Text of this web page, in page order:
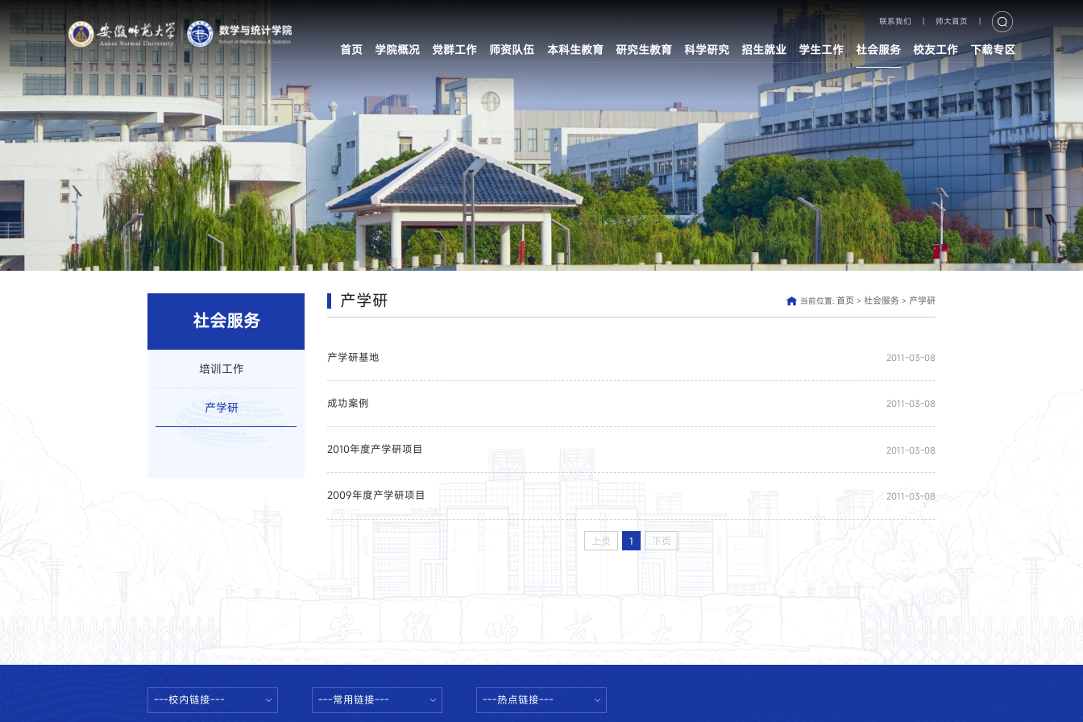
联系我们 师大首页
首页 学院概况 党群工作 师资队伍 本科生教育 研究生教育 科学研究 招生就业 学生工作 社会服务 校友工作 下载专区
社会服务
培训工作
产学研
产学研 当前位置:首页 >社会服务 > 产学研
产学研基地 2011-03-08
成功案例 2011-03-08
2010年度产学研项目 2011-03-08
2009年度产学研项目 2011-03-08
上页 1 下页
---校内链接--- ---常用链接--- ---热点链接---